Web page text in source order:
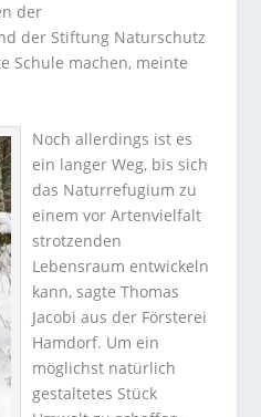
der
der Stiftung Naturschutz
Schule machen, meinte
Noch allerdings ist es
ein langer Weg, bis sich
das Naturrefugium zu
einem vor Artenvielfalt
strotzenden
Lebensraum entwickeln
kann, sagte Thomas
Jacobi aus der Försterei
Hamdorf. Um ein
möglichst natürlich
gestaltetes Stück